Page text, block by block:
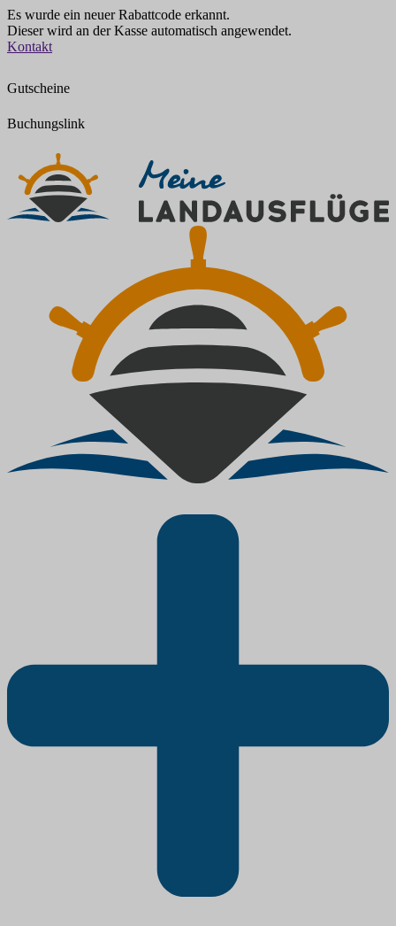
Es wurde ein neuer Rabattcode erkannt.
Dieser wird an der Kasse automatisch angewendet.
Zum
Kontakt
Gutscheine
Buchungslink